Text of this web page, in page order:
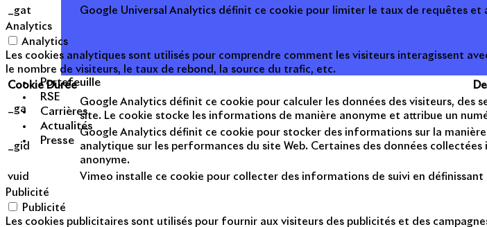
Portefeuille
RSE
Carrières
Actualités
Presse
_gat
Google Universal Analytics définit ce cookie pour limiter le taux de requêtes
Analytics
Analytics
Les cookies analytiques sont utilisés pour comprendre comment les visiteurs interagissent
le nombre de visiteurs, le taux de rebond, la source du trafic, etc.
Cookie Durée
_ga
Google Analytics définit ce cookie pour calculer les données des visiteurs,
site. Le cookie stocke les informations de manière anonyme et attribue un
_gid
Google Analytics définit ce cookie pour stocker des informations sur la
analytique sur les performances du site Web. Certaines des données
anonyme.
vuid
Vimeo installe ce cookie pour collecter des informations de suivi en
Publicité
Publicité
Les cookies publicitaires sont utilisés pour fournir aux visiteurs des publicités et des